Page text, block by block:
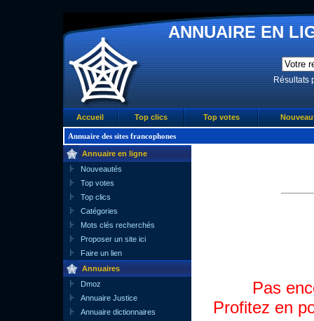
ANNUAIRE EN
Résultats
Accueil Top clics Top votes
Annuaire des sites francophones
Annuaire en ligne
Nouveautés
Top votes
Top clics
Catégories
Mots clés recherchés
Proposer un site ici
Faire un lien
Annuaires
Dmoz
Annuaire Justice
Annuaire dictionnaires
Pas
Profitez en